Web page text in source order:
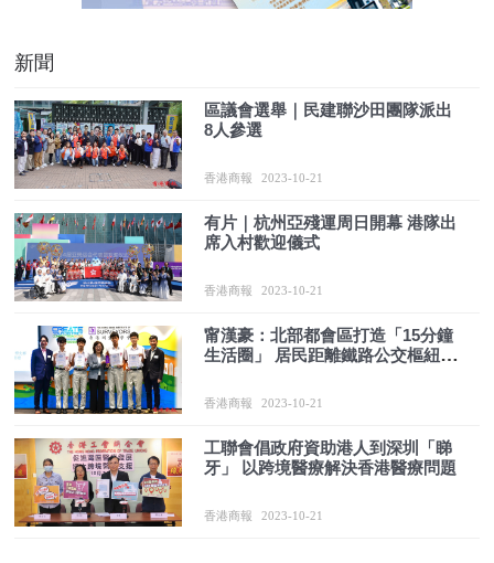
新聞
區議會選舉｜民建聯沙田團隊派出
8人參選
香港商報 2023-10-21
有片｜杭州亞殘運周日開幕 港隊出
席入村歡迎儀式
香港商報 2023-10-21
甯漢豪：北部都會區打造「15分鐘
生活圈」 居民距離鐵路公交樞紐
香港商報 2023-10-21
工聯會倡政府資助港人到深圳「睇
牙」 以跨境醫療解決香港醫療問題
香港商報 2023-10-21